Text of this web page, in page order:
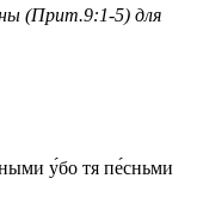
(Прит.9:1-5) для
у́бо тя пе́сньми